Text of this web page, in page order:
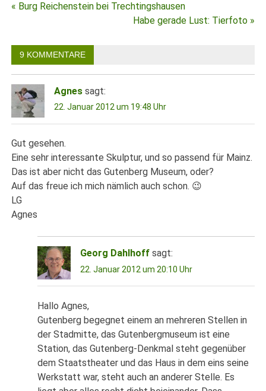
Beitragsnavigation
« Burg Reichenstein bei Trechtingshausen
Habe gerade Lust: Tierfoto »
9 KOMMENTARE
Agnes sagt:
22. Januar 2012 um 19:48 Uhr
Gut gesehen.
Eine sehr interessante Skulptur, und so passend für Mainz.
Das ist aber nicht das Gutenberg Museum, oder?
Auf das freue ich mich nämlich auch schon. 😉
LG
Agnes
Georg Dahlhoff sagt:
22. Januar 2012 um 20:10 Uhr
Hallo Agnes,
Gutenberg begegnet einem an mehreren Stellen in
der Stadmitte, das Gutenbergmuseum ist eine
Station, das Gutenberg-Denkmal steht gegenüber
dem Staatstheater und das Haus in dem eins seine
Werkstatt war, steht auch an anderer Stelle. Es